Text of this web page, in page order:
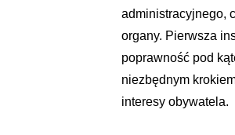
administracyjnego,
organy. Pierwsza
poprawność pod
niezbędnym
interesy obywatela.